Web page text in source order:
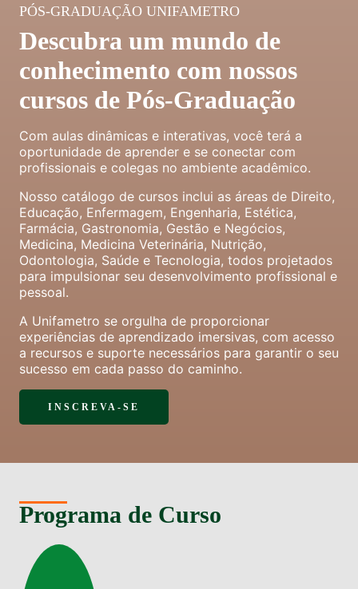
PÓS-GRADUAÇÃO UNIFAMETRO
Descubra um mundo de
conhecimento com nossos
cursos de Pós-Graduação
Com aulas dinâmicas e interativas, você terá a
oportunidade de aprender e se conectar com
profissionais e colegas no ambiente acadêmico.
Nosso catálogo de cursos inclui as áreas de Direito,
Educação, Enfermagem, Engenharia, Estética,
Farmácia, Gastronomia, Gestão e Negócios,
Medicina, Medicina Veterinária, Nutrição,
Odontologia, Saúde e Tecnologia, todos projetados
para impulsionar seu desenvolvimento profissional e
pessoal.
A Unifametro se orgulha de proporcionar
experiências de aprendizado imersivas, com acesso
a recursos e suporte necessários para garantir o seu
sucesso em cada passo do caminho.
INSCREVA-SE
Programa de Curso